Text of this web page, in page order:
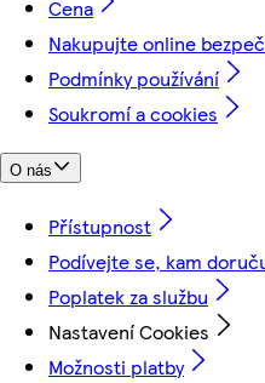
Cena
Nakupujte online
Podmínky používání
Soukromí a cookies
O nás
Přístupnost
Podívejte se, kam
Poplatek za službu
Nastavení Cookies
Možnosti platby